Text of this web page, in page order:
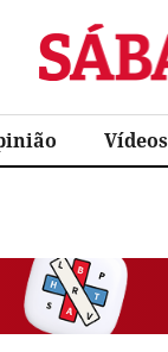
Sábado
Vídeos